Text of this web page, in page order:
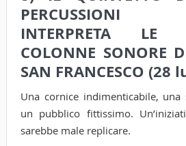
PERCUSSIONI
INTERPRETA LE
COLONNE SONORE
SAN FRANCESCO (28
Una cornice indimenticabile, una
un pubblico fittissimo.
sarebbe male replicare.